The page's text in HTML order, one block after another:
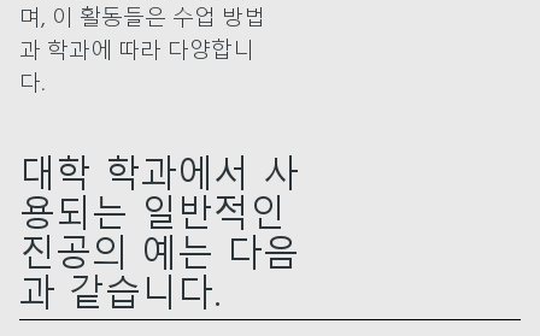
며, 이 활동들은 수업 방법
과 학과에 따라 다양합니
다.
대학 학과에서 사
용되는 일반적인
진공의 예는 다음
과 같습니다.